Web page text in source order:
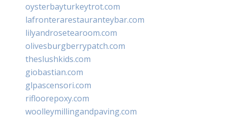
oysterbayturkeytrot.com
lafronterarestauranteybar.com
lilyandrosetearoom.com
olivesburgberrypatch.com
theslushkids.com
giobastian.com
glpascensori.com
rifloorepoxy.com
woolleymillingandpaving.com